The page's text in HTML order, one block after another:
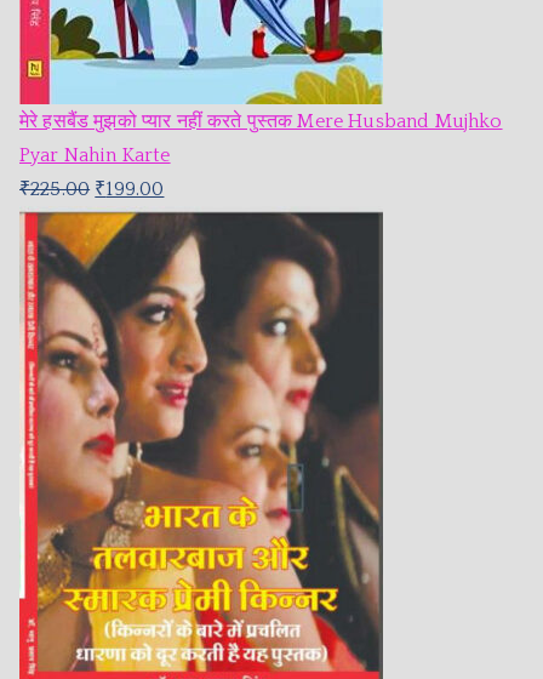
मेरे हसबैंड मुझको प्यार नहीं करते पुस्तक Mere Husband Mujhko
Pyar Nahin Karte
₹225.00 ₹199.00